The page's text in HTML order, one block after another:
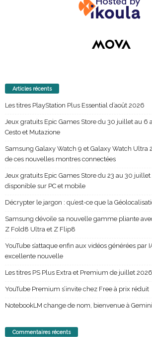
Articles récents
Les titres PlayStation Plus Essential d’août 2026
Jeux gratuits Epic Games Store du 30 juillet au 6
Cesto et Mutazione
Samsung Galaxy Watch 9 et Galaxy Watch Ultra
de ces nouvelles montres connectées
Jeux gratuits Epic Games Store du 23 au 30
disponible sur PC et mobile
Décrypter le jargon : qu’est-ce que la
Samsung dévoile sa nouvelle gamme pliante
Z Fold8 Ultra et Z Flip8
YouTube s’attaque enfin aux vidéos générées par
excellente nouvelle
Les titres PS Plus Extra et Premium de juillet 2026
YouTube Premium s’invite chez Free à prix réduit
NotebookLM change de nom, bienvenue à
Commentaires récents